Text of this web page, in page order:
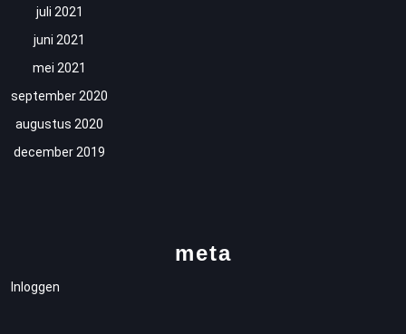
juli 2021
juni 2021
mei 2021
september 2020
augustus 2020
december 2019
meta
Inloggen